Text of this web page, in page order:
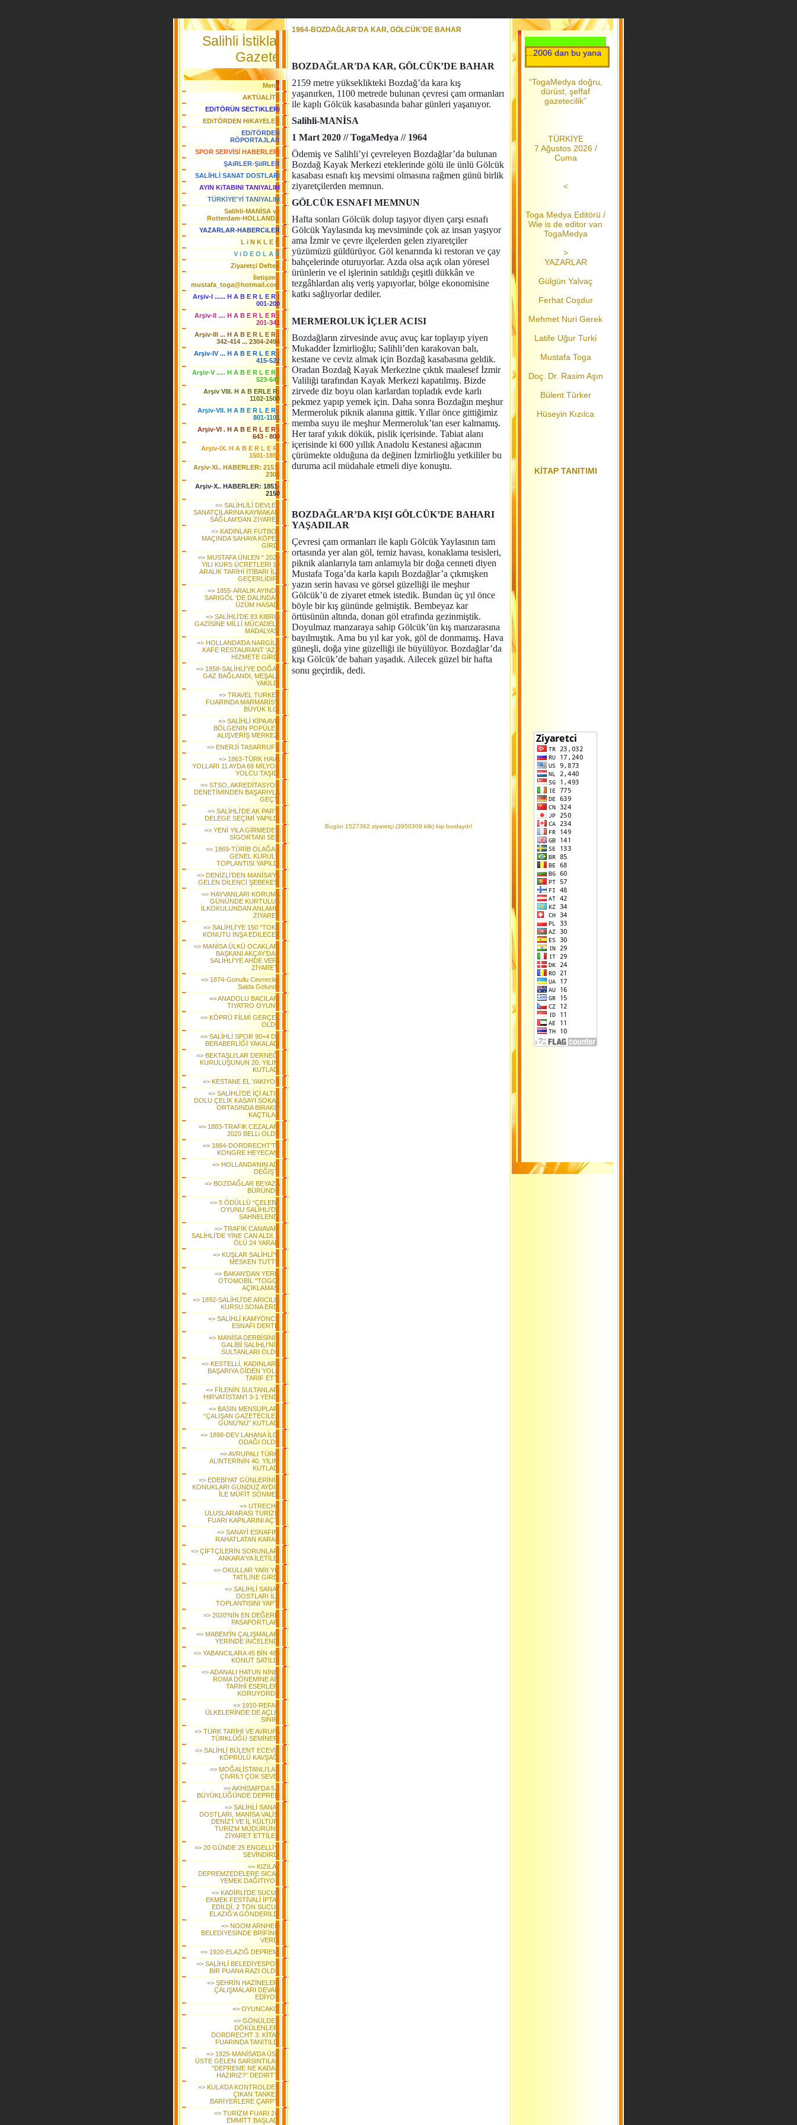
Salihli İstiklal
Gazete
Menü
AKTÜALİTE
EDiTÖRÜN SECTiKLERi
EDiTÖRDEN HiKAYELER
EDiTÖRDEN
RÖPORTAJLAR
SPOR SERVİSİ HABERLERi
ŞAiRLER-ŞiiRLER
SALİHLİ SANAT DOSTLARI
AYIN KiTABINI TANIYALIM
TÜRKİYE'Yİ TANIYALIM
Salihli-MANİSA ve
Rotterdam-HOLLANDA
YAZARLAR-HABERCiLER
L i N K L E R
V i D E O L A R
Ziyaretçi Defteri
İletişim :
mustafa_toga@hotmail.com
Arşiv-I ...... H A B E R L E R :
001-200
Arşiv-II .... H A B E R L E R :
201-341
Arşiv-III ... H A B E R L E R :
342-414 ... 2304-2494
Arşiv-IV ... H A B E R L E R :
415-522
Arşiv-V ..... H A B E R L E R :
523-642
Arşiv VIII. H A B ERLE R:
1102-1500
Arşiv-VII. H A B E R L E R :
801-1101
Arşiv-VI . H A B E R L E R :
643 - 800
Arşiv-IX. H A B E R L E R:
1501-1850
Arşiv-XI.. HABERLER: 2151-
2303
Arşiv-X.. HABERLER: 1851-
2150
=> SALİHLİLİ DEVLET
SANATÇILARINA KAYMAKAM
SAĞLAM’DAN ZİYARET
=> KADINLAR FUTBOL
MAÇINDA SAHAYA KÖPEK
GİRDİ
=> MUSTAFA ÜNLEN “ 2020
YILI KURS ÜCRETLERİ 10
ARALIK TARİHİ İTİBARI İLE
GEÇERLİDİR”
=> 1855-ARALIK AYINDA
SARIGÖL ‘DE DALINDAN
ÜZÜM HASADI
=> SALİHLİ’DE 83 KIBRIS
GAZİSİNE MİLLİ MÜCADELE
MADALYASI
=> HOLLANDA’DA NARGİLE
KAFE RESTAURANT ‘AZA’
HİZMETE GİRDİ
=> 1858-SALİHLİ’YE DOĞAL
GAZ BAĞLANDI, MEŞALE
YAKILDI
=> TRAVEL TURKEY
FUARINDA MARMARİS’E
BÜYÜK İLGİ
=> SALİHLİ KİPA AVM
BÖLGENİN POPÜLER
ALIŞVERİŞ MERKEZİ
=> ENERJİ TASARRUFU
=> 1863-TÜRK HAVA
YOLLARI 11 AYDA 69 MİLYON
YOLCU TAŞIDI
=> STSO, AKREDİTASYON
DENETİMİNDEN BAŞARIYLA
GEÇTİ
=> SALİHLİ’DE AK PARTİ
DELEGE SEÇİMİ YAPILDI
=> YENİ YILA GİRMEDEN
SİGORTANI SEÇ
=> 1869-TÜRİB OLAĞAN
GENEL KURULU
TOPLANTISI YAPILDI
=> DENİZLİ’DEN MANİSA’YA
GELEN DİLENCİ ŞEBEKESİ
=> HAYVANLARI KORUMA
GÜNÜNDE KURTULUŞ
İLKOKULUNDAN ANLAMLI
ZİYARET
=> SALİHLİ’YE 150 “TOKİ”
KONUTU İNŞA EDİLECEK
=> MANİSA ÜLKÜ OCAKLARI
BAŞKANI AKÇAY’DAN
SALİHLİ’YE AHDE VEFA
ZİYARETİ
=> 1874-Gonullu Cevreciler
Salda Golunde
=> ANADOLU BACILARI
TIYATRO OYUNU
=> KÖPRÜ FİLMİ GERÇEK
OLDU
=> SALİHLİ SPOR 90+4 DE
BERABERLİĞİ YAKALADI
=> BEKTAŞLI’LAR DERNEĞİ
KURULUŞUNUN 20. YILINI
KUTLADI
=> KESTANE EL YAKIYOR
=> SALİHLİ’DE İÇİ ALTIN
DOLU ÇELİK KASAYI SOKAK
ORTASINDA BIRAKIP
KAÇTILAR
=> 1883-TRAFiK CEZALARI
2020 BELLi OLDU
=> 1884-DORDRECHT’TE
KONGRE HEYECANI
=> HOLLANDA’NIN ADI
DEĞİŞTİ
=> BOZDAĞLAR BEYAZA
BÜRÜNDÜ
=> 5 ÖDÜLLÜ “ÇELEBİ”
OYUNU SALİHLİ’DE
SAHNELENDİ
=> TRAFİK CANAVARI
SALİHLİ’DE YİNE CAN ALDI, 1
ÖLÜ 24 YARALI
=> KUŞLAR SALİHLİ’Yİ
MESKEN TUTTU
=> BAKAN'DAN YERLİ
OTOMOBİL "TOGG"
AÇIKLAMASI
=> 1892-SALİHLİ’DE ARICILIK
KURSU SONA ERDİ
=> SALİHLİ KAMYONCU
ESNAFI DERTLİ
=> MANİSA DERBİSİNİN
GALİBİ SALİHLİ’NİN
SULTANLARI OLDU
=> KESTELLİ, KADINLARA
BAŞARIYA GİDEN YOLU
TARİF ETTİ
=> FİLENİN SULTANLARI
HIRVATİSTAN’I 3-1 YENDİ
=> BASIN MENSUPLARI
“ÇALIŞAN GAZETECİLER
GÜNÜ’NÜ” KUTLADI
=> 1898-DEV LAHANA İLGİ
ODAĞI OLDU
=> AVRUPALI TÜRK,
ALINTERİNİN 40. YILINI
KUTLADI
=> EDEBİYAT GÜNLERİNİN
KONUKLARI GÜNDÜZ AYDIN
İLE MÜFİT SÖNMEZ
=> UTRECHT
ULUSLARARASI TURİZM
FUARI KAPILARINI AÇTI
=> SANAYİ ESNAFINI
RAHATLATAN KARAR
=> ÇİFTÇİLERİN SORUNLARI
ANKARA'YA İLETİLDİ
=> OKULLAR YARI YIL
TATİLİNE GİRDİ
=> SALİHLİ SANAT
DOSTLARI İLK
TOPLANTISINI YAPTI
=> 2020'NİN EN DEĞERLİ
PASAPORTLARI
=> MABEM'İN ÇALIŞMALARI
YERİNDE İNCELENDİ
=> YABANCILARA 45 BİN 483
KONUT SATILDI
=> ADANALI HATUN NİNE,
ROMA DÖNEMİNE AİT
TARİHİ ESERLERİ
KORUYORDU
=> 1910-REFAH
ÜLKELERİNDE DE AÇLIK
SINIRI
=> TÜRK TARİHİ VE AVRUPA
TÜRKLÜĞÜ SEMİNERİ
=> SALİHLİ BÜLENT ECEVİT
KÖPRÜLÜ KAVŞAĞI
=> MOĞALİSTANLI’LAR
ÇİVRİL’İ ÇOK SEVDİ
=> AKHİSAR'DA 5.4
BÜYÜKLÜĞÜNDE DEPREM
=> SALİHLİ SANAT
DOSTLARI, MANİSA VALİSİ
DENİZ’İ VE İL KÜLTÜR,
TURİZM MÜDÜRÜNÜ
ZİYARET ETTİLER
=> 20 GÜNDE 25 ENGELLİYİ
SEVİNDİRDİ
=> KIZILAY
DEPREMZEDELERE SICAK
YEMEK DAĞITIYOR
=> KADİRLİ’DE SUCUK
EKMEK FESTİVALİ İPTAL
EDİLDİ, 2 TON SUCUK
ELAZIĞ'A GÖNDERİLDİ
=> NOOM ARNHEM
BELEDİYESİNDE BRİFİNG
VERDİ
=> 1920-ELAZIĞ DEPREMİ
=> SALİHLİ BELEDİYESPOR
BİR PUANA RAZI OLDU
=> ŞEHRİN HAZİNELERİ
ÇALIŞMALARI DEVAM
EDİYOR
=> OYUNCAKÇI
=> GÖNÜLDEN
DÖKÜLENLER,
DORDRECHT 3. KİTAP
FUARINDA TANITILDI
=> 1925-MANİSA’DA ÜST
ÜSTE GELEN SARSINTILAR
“DEPREME NE KADAR
HAZIRIZ?” DEDİRTTİ
=> KULA’DA KONTROLDEN
ÇIKAN TANKER
BARİYERLERE ÇARPTI
=> TURİZM FUARI 24.
EMMİTT BAŞLADI
1964-BOZDAĞLAR'DA KAR, GÖLCÜK’DE BAHAR
BOZDAĞLAR'DA KAR, GÖLCÜK’DE BAHAR
2159 metre yükseklikteki Bozdağ’da kara kış
yaşanırken, 1100 metrede bulunan çevresi çam ormanları
ile kaplı Gölcük kasabasında bahar günleri yaşanıyor.
Salihli-MANİSA
1 Mart 2020 // TogaMedya // 1964
Ödemiş ve Salihli’yi çevreleyen Bozdağlar’da bulunan
Bozdağ Kayak Merkezi eteklerinde gölü ile ünlü Gölcük
kasabası esnafı kış mevsimi olmasına rağmen günü birlik
ziyaretçilerden memnun.
GÖLCÜK ESNAFI MEMNUN
Hafta sonları Gölcük dolup taşıyor diyen çarşı esnafı
Gölcük Yaylasında kış mevsiminde çok az insan yaşıyor
ama İzmir ve çevre ilçelerden gelen ziyaretçiler
yüzümüzü güldürüyor. Göl kenarında ki restoran ve çay
bahçelerinde oturuyorlar. Azda olsa açık olan yöresel
ürünlerin ve el işlerinin satıldığı çeşitli dükkân ve
tezgâhlardan alış veriş yapıyorlar, bölge ekonomisine
katkı sağlıyorlar dediler.
MERMEROLUK İÇLER ACISI
Bozdağların zirvesinde avuç avuç kar toplayıp yiyen
Mukadder İzmirlioğlu; Salihli’den karakovan balı,
kestane ve ceviz almak için Bozdağ kasabasına geldik.
Oradan Bozdağ Kayak Merkezine çıktık maalesef İzmir
Valiliği tarafından Kayak Merkezi kapatılmış. Bizde
zirvede diz boyu olan karlardan topladık evde karlı
pekmez yapıp yemek için. Daha sonra Bozdağın meşhur
Mermeroluk piknik alanına gittik. Yıllar önce gittiğimiz
memba suyu ile meşhur Mermeroluk’tan eser kalmamış.
Her taraf yıkık dökük, pislik içerisinde. Tabiat alanı
içerisinde ki 600 yıllık Anadolu Kestanesi ağacının
çürümekte olduğuna da değinen İzmirlioğlu yetkililer bu
duruma acil müdahale etmeli diye konuştu.
BOZDAĞLAR’DA KIŞI GÖLCÜK’DE BAHARI
YAŞADILAR
Çevresi çam ormanları ile kaplı Gölcük Yaylasının tam
ortasında yer alan göl, temiz havası, konaklama tesisleri,
piknik alanlarıyla tam anlamıyla bir doğa cenneti diyen
Mustafa Toga’da karla kapılı Bozdağlar’a çıkmışken
yazın serin havası ve görsel güzelliği ile meşhur
Gölcük’ü de ziyaret etmek istedik. Bundan üç yıl önce
böyle bir kış gününde gelmiştik. Bembeyaz kar
örtüsünün altında, donan göl etrafında gezinmiştik.
Doyulmaz manzaraya sahip Gölcük’ün kış manzarasına
bayılmıştık. Ama bu yıl kar yok, göl de donmamış. Hava
güneşli, doğa yine güzelliği ile büyülüyor. Bozdağlar’da
kışı Gölcük’de baharı yaşadık. Ailecek güzel bir hafta
sonu geçirdik, dedi.
Bugün 1527362 ziyaretçi (3950309 klik) kişi burdaydı!
Her Gün Yeni Bir Başlangıçtır.....Toga Medya.....2006 dan bu yana
“TogaMedya doğru,
dürüst, şeffaf
gazetecilik”
TÜRKİYE
7 Ağustos 2026 /
Cuma
<
Toga Medya Editörü /
Wie is de editor van
TogaMedya
>
YAZARLAR
Gülgün Yalvaç
Ferhat Coşdur
Mehmet Nuri Gerek
Latife Uğur Turki
Mustafa Toga
Doç. Dr. Rasim Aşın
Bülent Türker
Hüseyin Kızılca
KİTAP TANITIMI